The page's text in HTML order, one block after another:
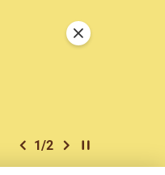
上一個
1/2 下一個開始/暫停幻燈
關閉特別通告